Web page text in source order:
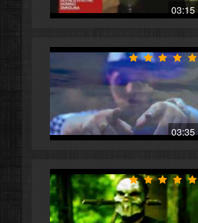
03:15
03:35